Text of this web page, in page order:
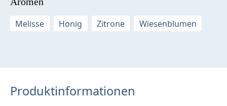
Melisse
Honig Zitrone Wiesenblumen
Produktinformationen